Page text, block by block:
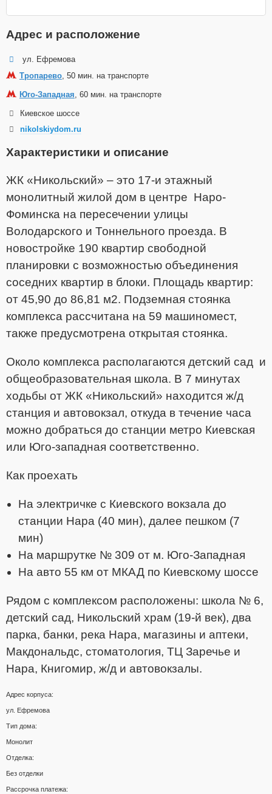
Адрес и расположение
ул. Ефремова
Тропарево , 50 мин. на транспорте
Юго-Западная , 60 мин. на транспорте
Киевское шоссе
nikolskiydom.ru
Характеристики и описание
ЖК «Никольский» – это 17-и этажный
монолитный жилой дом в центре Наро-
Фоминска на пересечении улицы
Володарского и Тоннельного проезда. В
новостройке 190 квартир свободной
планировки с возможностью объединения
соседних квартир в блоки. Площадь квартир:
от 45,90 до 86,81 м2. Подземная стоянка
комплекса рассчитана на 59 машиномест,
также предусмотрена открытая стоянка.
Около комплекса располагаются детский сад и
общеобразовательная школа. В 7 минутах
ходьбы от ЖК «Никольский» находится ж/д
станция и автовокзал, откуда в течение часа
можно добраться до станции метро Киевская
или Юго-западная соответственно.
Как проехать
На электричке с Киевского вокзала до
станции Нара (40 мин), далее пешком (7
мин)
На маршрутке № 309 от м. Юго-Западная
На авто 55 км от МКАД по Киевскому шоссе
Рядом с комплексом расположены: школа № 6,
детский сад, Никольский храм (19-й век), два
парка, банки, река Нара, магазины и аптеки,
Макдональдс, стоматология, ТЦ Заречье и
Нара, Книгомир, ж/д и автовокзалы.
Адрес корпуса:
ул. Ефремова
Тип дома:
Монолит
Отделка:
Без отделки
Рассрочка платежа: